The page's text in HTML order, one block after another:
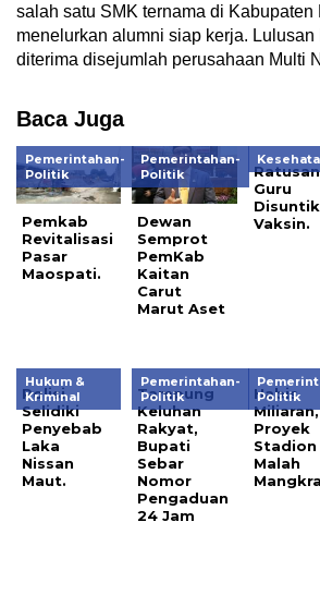
salah satu SMK ternama di Kabupaten
menelurkan alumni siap kerja.
diterima disejumlah perusahaan Multi
Baca Juga
Pemerintahan-
Politik
Pemkab
Revitalisasi
Pasar
Maospati.
Pemerintahan-
Politik
Dewan
Semprot
PemKab
Kaitan
Carut
Marut Aset
Ratusan
Guru
Disuntik
Vaksin.
Hukum &
Kriminal
Polisi
Selidiki
Penyebab
Laka
Nissan
Maut.
Pemerintahan-
Politik
Tampung
Keluhan
Rakyat,
Bupati
Sebar
Nomor
Pengaduan
24 Jam
Politik
Habis
Miliaran,
Proyek
Stadion
Malah